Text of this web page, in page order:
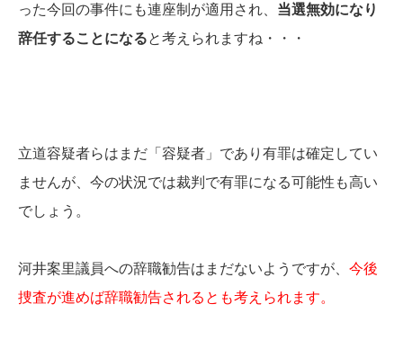
った今回の事件にも連座制が適用され、 当選無効になり
辞任することになると考えられますね・・・
立道容疑者らはまだ「容疑者」であり有罪は確定してい
ませんが、今の状況では裁判で有罪になる可能性も高い
でしょう。
河井案里議員への辞職勧告はまだないようですが、 今後
捜査が進めば辞職勧告されるとも考えられます。